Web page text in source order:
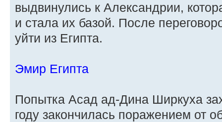
выдвинулись к Александрии,
и стала их базой. После
уйти из Египта.
Эмир Египта
Попытка Асад ад-Дина Ширкуха
году закончилась поражением от